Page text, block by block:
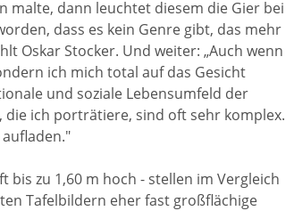
malte, dann leuchtet diesem die Gier bei
dass es kein Genre gibt, das mehr
Oskar Stocker. Und weiter: „Auch wenn
ich mich total auf das Gesicht
und soziale Lebensumfeld der
die ich porträtiere, sind oft sehr komplex.
zu 1,60 m hoch - stellen im Vergleich
Tafelbildern eher fast großflächige